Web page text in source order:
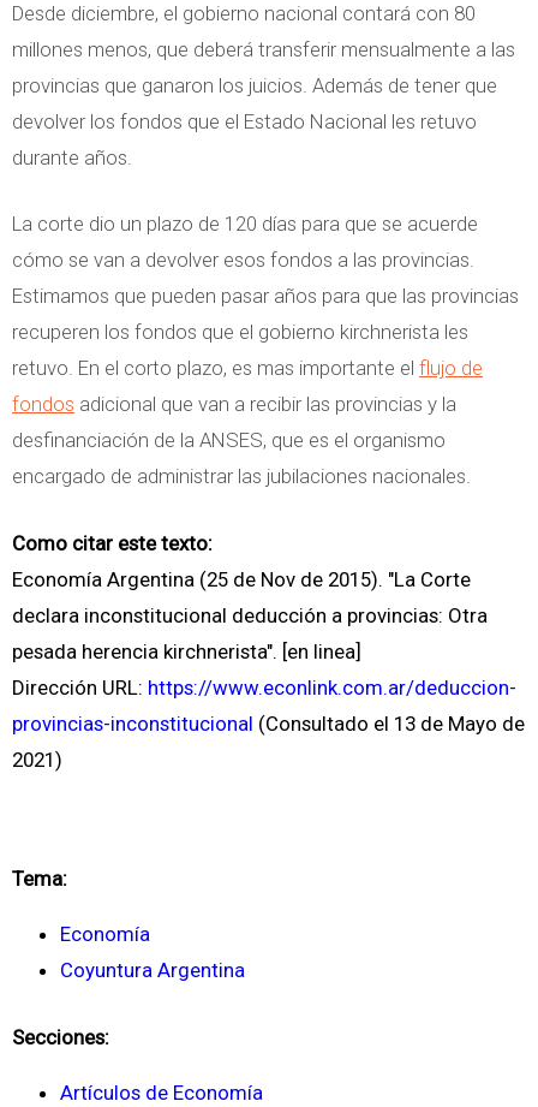
Desde diciembre, el gobierno nacional contará con 80
millones menos, que deberá transferir mensualmente a las
provincias que ganaron los juicios. Además de tener que
devolver los fondos que el Estado Nacional les retuvo
durante años.
La corte dio un plazo de 120 días para que se acuerde
cómo se van a devolver esos fondos a las provincias.
Estimamos que pueden pasar años para que las provincias
recuperen los fondos que el gobierno kirchnerista les
retuvo. En el corto plazo, es mas importante el flujo de
fondos adicional que van a recibir las provincias y la
desfinanciación de la ANSES, que es el organismo
encargado de administrar las jubilaciones nacionales.
Como citar este texto:
Economía Argentina (25 de Nov de 2015). "La Corte
declara inconstitucional deducción a provincias: Otra
pesada herencia kirchnerista". [en linea]
Dirección URL: https://www.econlink.com.ar/deduccion-
provincias-inconstitucional (Consultado el 13 de Mayo de
2021)
Tema:
Economía
Coyuntura Argentina
Secciones:
Artículos de Economía